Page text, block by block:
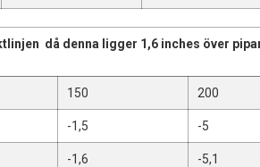
då denna ligger 1,6 inches över
150 200
-1,5 -5
-1,6 -5,1